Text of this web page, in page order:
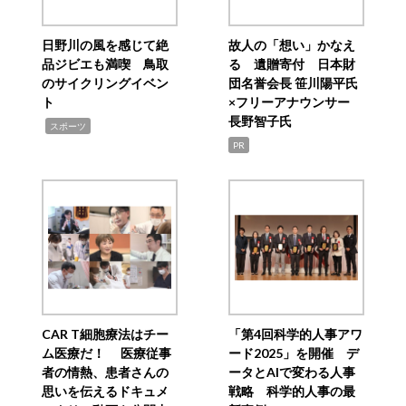
日野川の風を感じて絶
品ジビエも満喫 鳥取
のサイクリングイベン
ト
スポーツ
故人の「想い」かなえ
る 遺贈寄付 日本財
団名誉会長 笹川陽平氏
×フリーアナウンサー
長野智子氏
PR
CAR T細胞療法はチー
ム医療だ！ 医療従事
者の情熱、患者さんの
思いを伝えるドキュメ
「第4回科学的人事アワ
ード2025」を開催 デ
ータとAIで変わる人事
戦略 科学的人事の最